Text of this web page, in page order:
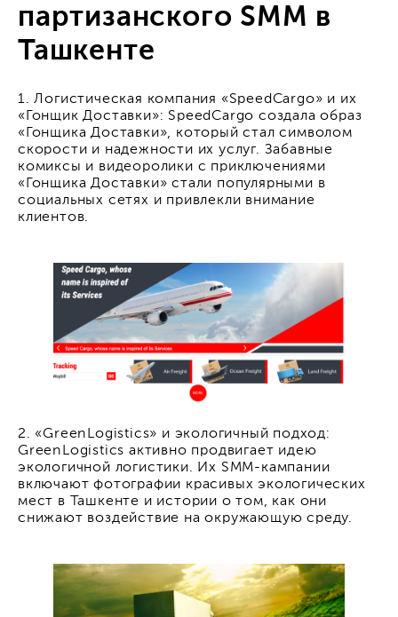
партизанского SMM в
Ташкенте
1. Логистическая компания «SpeedCargo» и их
«Гонщик Доставки»: SpeedCargo создала образ
«Гонщика Доставки», который стал символом
скорости и надежности их услуг. Забавные
комиксы и видеоролики с приключениями
«Гонщика Доставки» стали популярными в
социальных сетях и привлекли внимание
клиентов.
2. «GreenLogistics» и экологичный подход:
GreenLogistics активно продвигает идею
экологичной логистики. Их SMM-кампании
включают фотографии красивых экологических
мест в Ташкенте и истории о том, как они
снижают воздействие на окружающую среду.